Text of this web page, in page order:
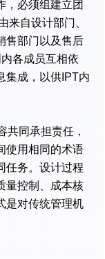
，必须组建立团
来自设计部门、
售部门以及售后
各成员互相依
集成，以供IPT内
共同承担责任，
使用相同的术语
任务。设计过程
量控制、成本核
是对传统管理机